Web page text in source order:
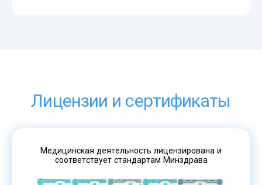
Лицензии и сертификаты
Медицинская деятельность лицензирована и
соответствует стандартам Минздрава